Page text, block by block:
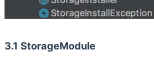
3.1 StorageModule